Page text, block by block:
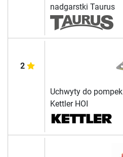
nadgarstki Taurus
2
Uchwyty do pompek
Kettler HOI